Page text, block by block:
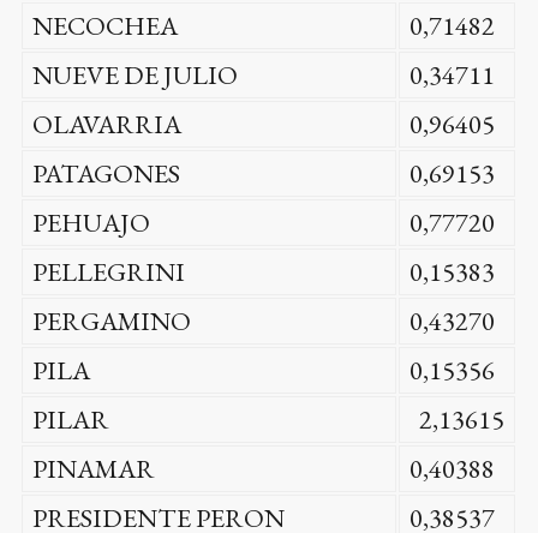
NECOCHEA
0,71482
NUEVE DE JULIO
0,34711
OLAVARRIA
0,96405
PATAGONES
0,69153
PEHUAJO
0,77720
PELLEGRINI
0,15383
PERGAMINO
0,43270
PILA
0,15356
PILAR
2,13615
PINAMAR
0,40388
PRESIDENTE PERON
0,38537